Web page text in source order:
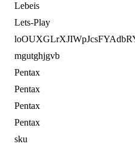
Lebeis
Lets-Play
mgutghjgvb
Pentax
Pentax
Pentax
Pentax
sku